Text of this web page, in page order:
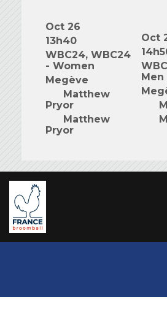
Oct 26
13h40
WBC24, WBC24
- Women
Megève
Matthew
Pryor
Matthew
Pryor
Oct
Men